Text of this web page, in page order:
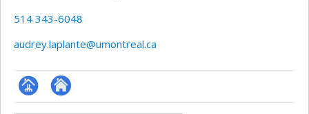
514 343-6048
audrey.laplante@umontreal.ca
Page Autre